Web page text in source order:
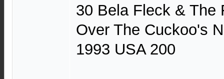
30 Bela Fleck & The
Over The Cuckoo's
1993 USA 200